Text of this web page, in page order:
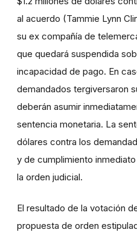
al acuerdo (Tammie Lynn
su ex compañía de
que quedará suspendida
incapacidad de pago. En
demandados tergiversaron
deberán asumir
sentencia monetaria. La
dólares contra los
y de cumplimiento
la orden judicial.
El resultado de la votación
propuesta de orden